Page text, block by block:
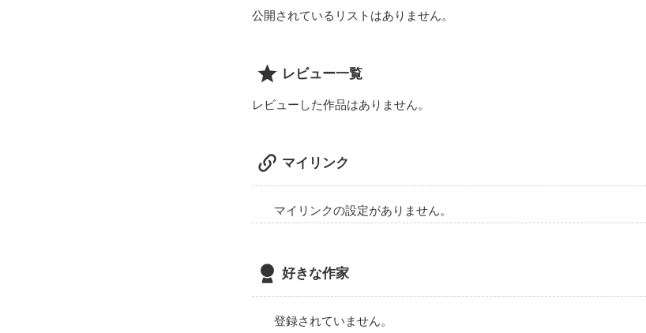
公開されているリストはありません。
レビュー一覧
レビューした作品はありません。
マイリンク
マイリンクの設定がありません。
好きな作家
登録されていません。